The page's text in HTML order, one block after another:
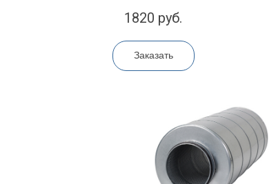
1820 руб.
Заказать